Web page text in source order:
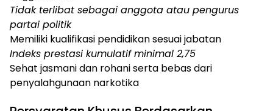
Tidak terlibat sebagai anggota atau pengurus
partai politik
Memiliki kualifikasi pendidikan sesuai jabatan
Indeks prestasi kumulatif minimal 2,75
Sehat jasmani dan rohani serta bebas dari
penyalahgunaan narkotika